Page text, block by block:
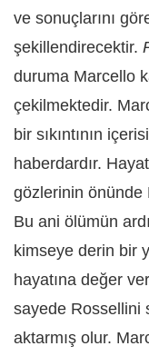
ve sonuçlarını
şekillendirecektir.
duruma Marcello
çekilmektedir.
bir sıkıntının
haberdardır.
gözlerinin önünde
Bu ani ölümün
kimseye derin bir
hayatına değer
sayede Rossellini
aktarmış olur.